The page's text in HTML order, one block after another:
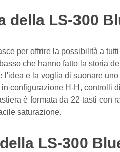
della LS-300
per offrire la possibilità a
che hanno fatto la storia
l'idea e la voglia di suonare
configurazione H-H, controlli
è formata da 22 tasti con
saturazione.
LS-300